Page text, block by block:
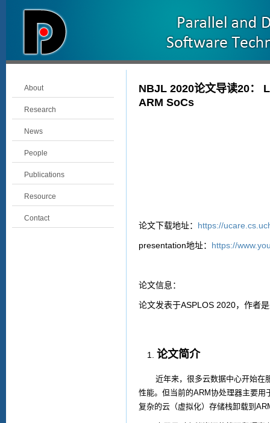
About
Research
News
People
Publications
Resource
Contact
NBJL 2020论文导读20：
ARM SoCs
论文下载地址： https://
presentation地址： https://
论文信息：
论文发表于ASPLOS 2020，作者
论文简介
近年来，很多云数据中心开始在
性能。但当前的ARM协处理器主要用
复杂的云（虚拟化）存储栈卸载到